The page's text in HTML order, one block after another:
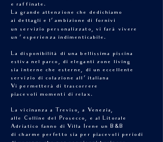
e raffinate.
La grande attenzione che dedichiamo
ai dettagli e l’ ambizione di fornivi
un servizio personalizzato, vi farà vivere
un ’ esperienza indimenticabile.
La disponibilità di una bellissima piscina
estiva nel parco, di eleganti zone living
sia interne che esterne, di un eccellente
servizio di colazione all’ italiana
Vi permetterà di trascorrere
piacevoli momenti di relax.
La vicinanza a Treviso, a Venezia,
alle Colline del Prosecco, e al Litorale
Adriatico fanno di Villa Irene un B&B
di charme perfetto sia per piacevoli periodi